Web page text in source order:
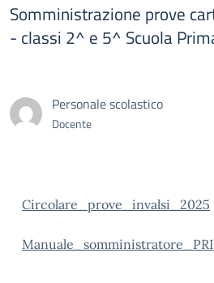
Somministrazione prove
- classi 2^ e 5^ Scuola
Personale scolastico
Docente
Circolare_prove_invalsi_2025